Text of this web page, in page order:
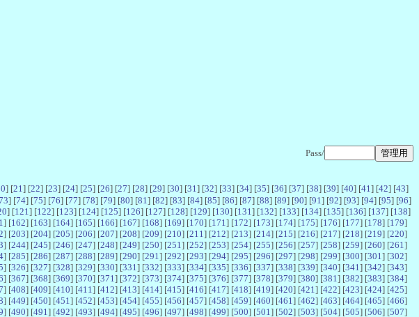
Pass/
] [21 ] [22] [23] [24] [25] [26] [27] [28] [29] [30] [31 ] [32] [33] [34] [35] [36] [37] [38] [39] [40] [41 ] [42] [43]
] [74] [75] [76] [77] [78] [79] [80] [81 ] [82] [83] [84] [85] [86] [87] [88] [89] [90] [91 ] [92] [93] [94] [95] [96]
] [121 ] [122] [123] [124] [125] [126] [127] [128] [129] [130] [131 ] [132] [133] [134] [135] [136] [137] [138]
] [162] [163] [164] [165] [166] [167] [168] [169] [170] [171 ] [172] [173] [174] [175] [176] [177] [178] [179]
] [203] [204] [205] [206] [207] [208] [209] [210] [211 ] [212] [213] [214] [215] [216] [217] [218] [219] [220]
] [244] [245] [246] [247] [248] [249] [250] [251 ] [252] [253] [254] [255] [256] [257] [258] [259] [260] [261 ]
] [285] [286] [287] [288] [289] [290] [291 ] [292] [293] [294] [295] [296] [297] [298] [299] [300] [301 ] [302]
] [326] [327] [328] [329] [330] [331 ] [332] [333] [334] [335] [336] [337] [338] [339] [340] [341 ] [342] [343]
] [367] [368] [369] [370] [371 ] [372] [373] [374] [375] [376] [377] [378] [379] [380] [381 ] [382] [383] [384]
] [408] [409] [410] [411 ] [412] [413] [414] [415] [416] [417] [418] [419] [420] [421 ] [422] [423] [424] [425]
] [449] [450] [451 ] [452] [453] [454] [455] [456] [457] [458] [459] [460] [461 ] [462] [463] [464] [465] [466]
] [490] [491 ] [492] [493] [494] [495] [496] [497] [498] [499] [500] [501 ] [502] [503] [504] [505] [506] [507]